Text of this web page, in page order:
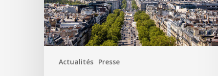
Actualités Presse
consultation
pour
l’entretien
et
valorisation